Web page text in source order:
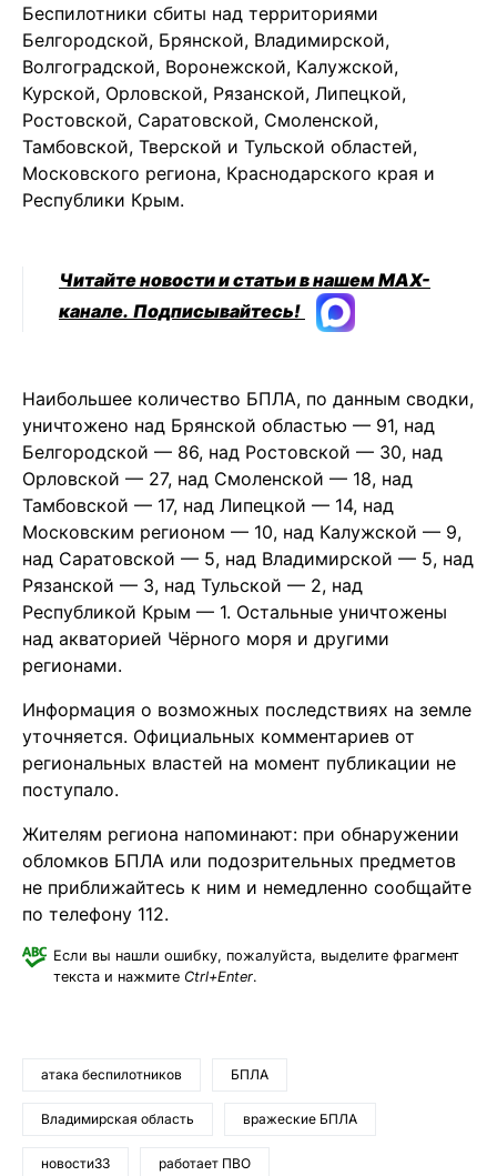
Беспилотники сбиты над территориями
Белгородской, Брянской, Владимирской,
Волгоградской, Воронежской, Калужской,
Курской, Орловской, Рязанской, Липецкой,
Ростовской, Саратовской, Смоленской,
Тамбовской, Тверской и Тульской областей,
Московского региона, Краснодарского края и
Республики Крым.
Читайте новости и статьи в нашем MAX-
канале. Подписывайтесь!
Наибольшее количество БПЛА, по данным сводки,
уничтожено над Брянской областью — 91, над
Белгородской — 86, над Ростовской — 30, над
Орловской — 27, над Смоленской — 18, над
Тамбовской — 17, над Липецкой — 14, над
Московским регионом — 10, над Калужской — 9,
над Саратовской — 5, над Владимирской — 5, над
Рязанской — 3, над Тульской — 2, над
Республикой Крым — 1. Остальные уничтожены
над акваторией Чёрного моря и другими
регионами.
Информация о возможных последствиях на земле
уточняется. Официальных комментариев от
региональных властей на момент публикации не
поступало.
Жителям региона напоминают: при обнаружении
обломков БПЛА или подозрительных предметов
не приближайтесь к ним и немедленно сообщайте
по телефону 112.
Если вы нашли ошибку, пожалуйста, выделите фрагмент
текста и нажмите Ctrl+Enter.
атака беспилотников БПЛА
Владимирская область вражеские БПЛА
новости33 работает ПВО